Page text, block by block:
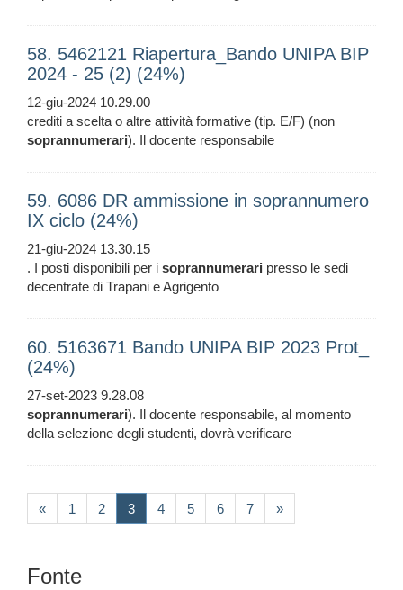
58. 5462121 Riapertura_Bando UNIPA BIP
2024 - 25 (2) (24%)
12-giu-2024 10.29.00
crediti a scelta o altre attività formative (tip. E/F) (non
soprannumerari). Il docente responsabile
59. 6086 DR ammissione in soprannumero
IX ciclo (24%)
21-giu-2024 13.30.15
. I posti disponibili per i soprannumerari presso le sedi
decentrate di Trapani e Agrigento
60. 5163671 Bando UNIPA BIP 2023 Prot_
(24%)
27-set-2023 9.28.08
soprannumerari). Il docente responsabile, al momento
della selezione degli studenti, dovrà verificare
« 1 2 3(current)
4 5 6 7 »
Fonte